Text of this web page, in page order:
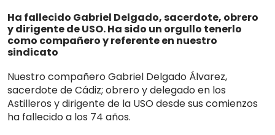
Ha fallecido Gabriel Delgado, sacerdote, obrero
y dirigente de USO. Ha sido un orgullo tenerlo
como compañero y referente en nuestro
sindicato
Nuestro compañero Gabriel Delgado Álvarez,
sacerdote de Cádiz; obrero y delegado en los
Astilleros y dirigente de la USO desde sus comienzos
ha fallecido a los 74 años.